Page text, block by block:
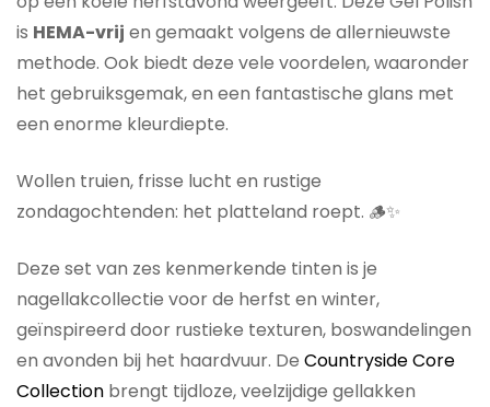
is HEMA-vrij en gemaakt volgens de allernieuwste
methode. Ook biedt deze vele voordelen, waaronder
het gebruiksgemak, en een fantastische glans met
een enorme kleurdiepte.
Wollen truien, frisse lucht en rustige
zondagochtenden: het platteland roept. 🪵✨
Deze set van zes kenmerkende tinten is je
nagellakcollectie voor de herfst en winter,
geïnspireerd door rustieke texturen, boswandelingen
en avonden bij het haardvuur. De Countryside Core
Collection brengt tijdloze, veelzijdige gellakken